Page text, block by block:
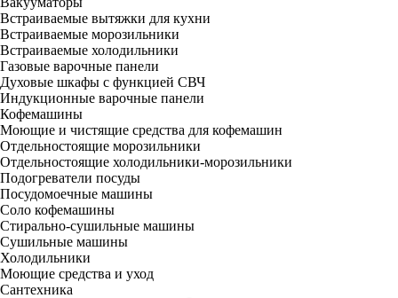
Встраиваемые вытяжки для кухни
Встраиваемые морозильники
Встраиваемые холодильники
Газовые варочные панели
Духовые шкафы с функцией СВЧ
Индукционные варочные панели
Кофемашины
Моющие и чистящие средства для кофемашин
Отдельностоящие морозильники
Отдельностоящие холодильники-морозильники
Подогреватели посуды
Посудомоечные машины
Соло кофемашины
Стирально-сушильные машины
Сушильные машины
Холодильники
Моющие средства и уход
Сантехника